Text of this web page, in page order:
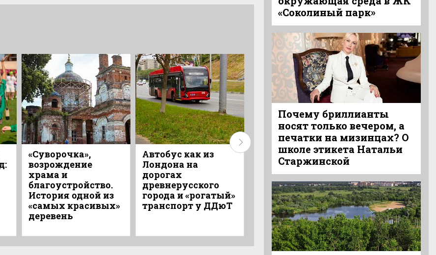
«Суворочка»,
возрождение
храма и
благоустройство.
История одной из
«самых красивых»
деревень
Автобус как из
Лондона на
дорогах
древнерусского
города и «рогатый»
транспорт у ДДюТ
Дом мечты
начинается
раньше, чем
справляется
новоселье, — с
безопасной сделки
Горячее
ярмарка,
живая
«Щурово
«Соколиный парк»
Почему бриллианты
носят только вечером, а
печатки на мизинцах? О
школе этикета Натальи
Старжинской